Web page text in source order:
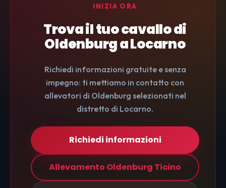
INIZIA ORA
Trova il tuo cavallo di
Oldenburg a Locarno
Richiedi informazioni gratuite e senza
impegno: ti mettiamo in contatto con
allevatori di Oldenburg selezionati nel
distretto di Locarno.
Richiedi informazioni
Allevamento Oldenburg Ticino